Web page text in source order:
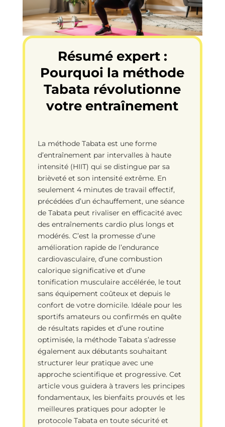
Résumé expert :
Pourquoi la méthode
Tabata révolutionne
votre entraînement
La méthode Tabata est une forme
d’entraînement par intervalles à haute
intensité (HIIT) qui se distingue par sa
brièveté et son intensité extrême. En
seulement 4 minutes de travail effectif,
précédées d’un échauffement, une séance
de Tabata peut rivaliser en efficacité avec
des entraînements cardio plus longs et
modérés. C’est la promesse d’une
amélioration rapide de l’endurance
cardiovasculaire, d’une combustion
calorique significative et d’une
tonification musculaire accélérée, le tout
sans équipement coûteux et depuis le
confort de votre domicile. Idéale pour les
sportifs amateurs ou confirmés en quête
de résultats rapides et d’une routine
optimisée, la méthode Tabata s’adresse
également aux débutants souhaitant
structurer leur pratique avec une
approche scientifique et progressive. Cet
article vous guidera à travers les principes
fondamentaux, les bienfaits prouvés et les
meilleures pratiques pour adopter le
protocole Tabata en toute sécurité et